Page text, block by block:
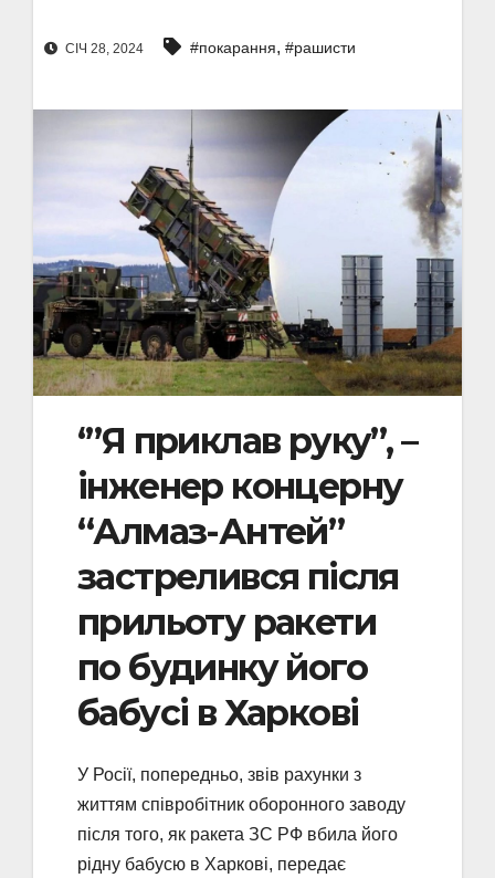
СІЧ 28, 2024 #покарання, #рашисти
‘”Я приклав руку”, –
інженер концерну
“Алмаз-Антей”
застрелився після
прильоту ракети
по будинку його
бабусі в Харкові
У Росії, попередньо, звів рахунки з
життям співробітник оборонного заводу
після того, як ракета ЗС РФ вбила його
рідну бабусю в Харкові, передає